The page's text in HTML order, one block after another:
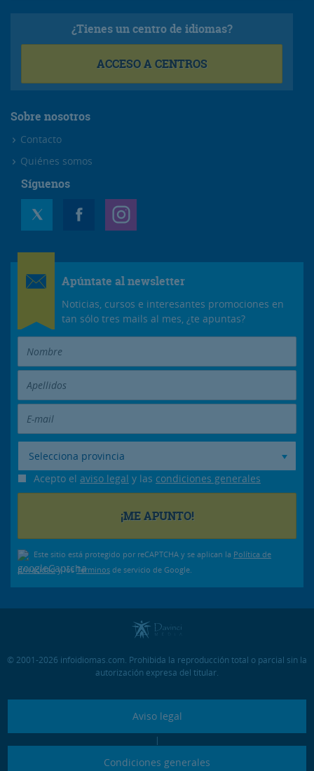
¿Tienes un centro de idiomas?
ACCESO A CENTROS
Sobre nosotros
Contacto
Quiénes somos
Síguenos
Apúntate al newsletter
Noticias, cursos e interesantes promociones en
tan sólo tres mails al mes, ¿te apuntas?
Selecciona provincia
Acepto el aviso legal y las condiciones generales
Este sitio está protegido por reCAPTCHA y se aplican la Política de
privacidady losTérminos de servicio de Google.
© 2001-2026 infoidiomas.com. Prohibida la reproducción total o parcial sin la
autorización expresa del titular.
Aviso legal
|
Condiciones generales